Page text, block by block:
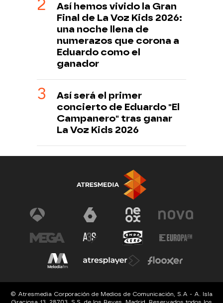
Así hemos vivido la Gran
Final de La Voz Kids 2026:
una noche llena de
numerazos que corona a
Eduardo como el
ganador
Así será el primer
concierto de Eduardo "El
Campanero" tras ganar
La Voz Kids 2026
© Atresmedia Corporación de Medios de Comunicación, S.A - A. Isla